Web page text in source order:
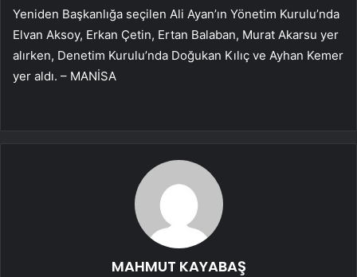
Yeniden Başkanlığa seçilen Ali Ayan’ın Yönetim Kurulu’nda
Elvan Aksoy, Erkan Çetin, Ertan Balaban, Murat Akarsu yer
alırken, Denetim Kurulu’nda Doğukan Kılıç ve Ayhan Kemer
yer aldı. – MANİSA
MAHMUT KAYABAŞ